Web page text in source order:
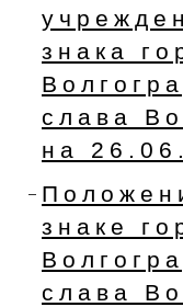
знака
слава
на
знаке
слава